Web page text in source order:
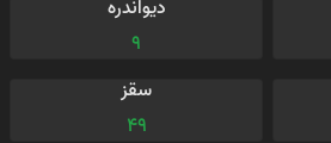
دیواندره
9
سقز
49